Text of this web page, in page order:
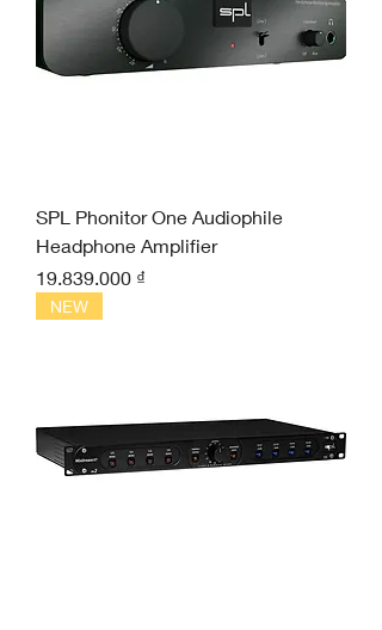
SPL Phonitor One Audiophile
Headphone Amplifier
Giá
19.839.000 ₫
NEW